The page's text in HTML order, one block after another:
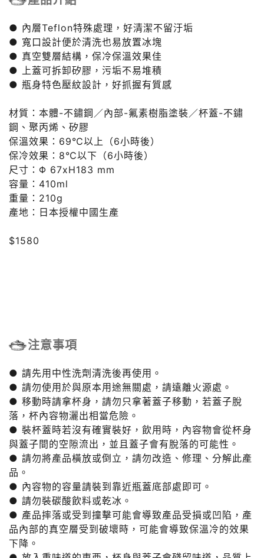
● 內層Teflon特殊處理，好清潔不留汙垢
● 寬口設計便於清洗也易放置冰塊
● 真空雙層結構，保冷保溫效果佳
● 上蓋可拆卸矽膠，污垢不易堆積
● 瓶身特色壓紋設計，好抓握有質感
材質：本體-不鏽鋼／內部-氟素樹脂塗裝／杯蓋-不鏽
鋼、聚丙烯、矽膠
保溫效果：69℃以上（6小時後）
保冷效果：8℃以下（6小時後）
尺寸：Φ 67xH183 mm
容量：410ml
重量：210g
產地：日本授權中國生產
$1580
注意事項
● 請先用中性洗劑清洗後再使用。
● 請勿使用於與原本用途無關處，請遠離火源處。
● 移動時請拿杯身，請勿只拿著蓋子移動，若蓋子脫
落，杯內容物灑出相當危險。
● 裝杯蓋時若沒有確實裝好，飲用時，內容物會從杯身
與蓋子間的空隙流出，並且蓋子會有脫落的可能性。
● 請勿將產品橫放或倒立，請勿改造、修理、分解此產
品。
● 內容物的容量請裝到靠近瓶蓋底部處即可。
● 請勿裝碳酸飲料或乾冰。
● 產品摔落或受到撞擊可能會導致產品受損或凹陷，產
品內部的真空層受到破壞時，可能會導致保溫冷的效果
下降。